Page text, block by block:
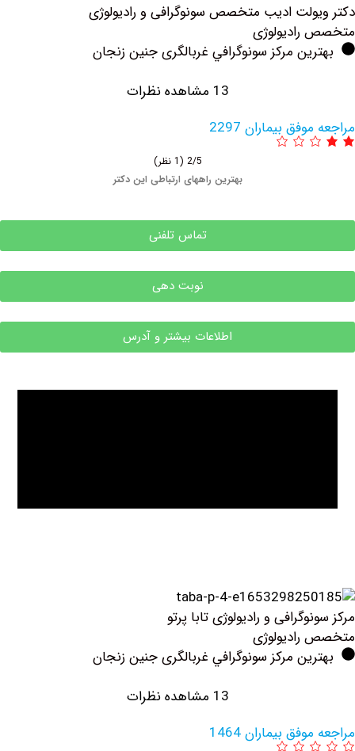
ادیب متخصص سونوگرافی و رادیولوژی
مرکز سونوگرافي غربالگری جنین زنجان
بیماران 2297
بهترین راههای ارتباطی این دکتر
تماس تلفنی
نوبت دهی
اطلاعات بیشتر و آدرس
و رادیولوژی تابا پرتو
مرکز سونوگرافي غربالگری جنین زنجان
بیماران 1464